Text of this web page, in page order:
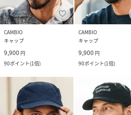
CAMBIO
キャップ
9,900 円
90ポイント(1倍)
CAMBIO
キャップ
9,900 円
90ポイント(1倍)